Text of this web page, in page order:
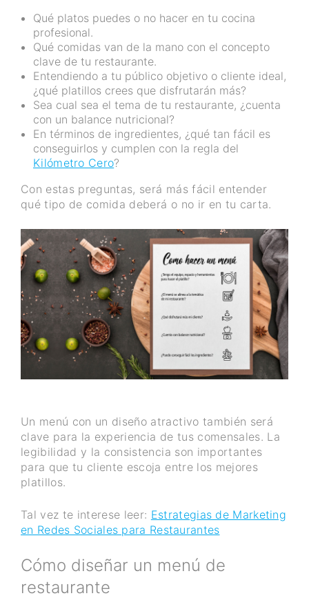
Qué platos puedes o no hacer en tu cocina
profesional.
Qué comidas van de la mano con el concepto
clave de tu restaurante.
Entendiendo a tu público objetivo o cliente ideal,
¿qué platillos crees que disfrutarán más?
Sea cual sea el tema de tu restaurante, ¿cuenta
con un balance nutricional?
En términos de ingredientes, ¿qué tan fácil es
conseguirlos y cumplen con la regla del
Kilómetro Cero?
Con estas preguntas, será más fácil entender
qué tipo de comida deberá o no ir en tu carta.
Un menú con un diseño atractivo también será
clave para la experiencia de tus comensales. La
legibilidad y la consistencia son importantes
para que tu cliente escoja entre los mejores
platillos.
Tal vez te interese leer: Estrategias de Marketing
en Redes Sociales para Restaurantes
Cómo diseñar un menú de
restaurante